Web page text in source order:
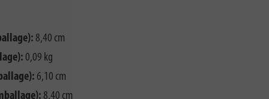
8,40 cm
0,09 kg
6,10 cm
8,40 cm